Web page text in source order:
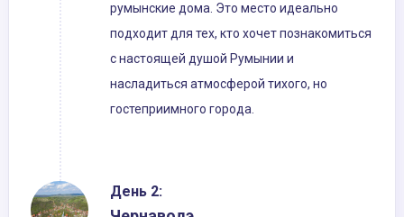
румынские дома. Это место идеально
подходит для тех, кто хочет познакомиться
с настоящей душой Румынии и
насладиться атмосферой тихого, но
гостеприимного города.
День 2: